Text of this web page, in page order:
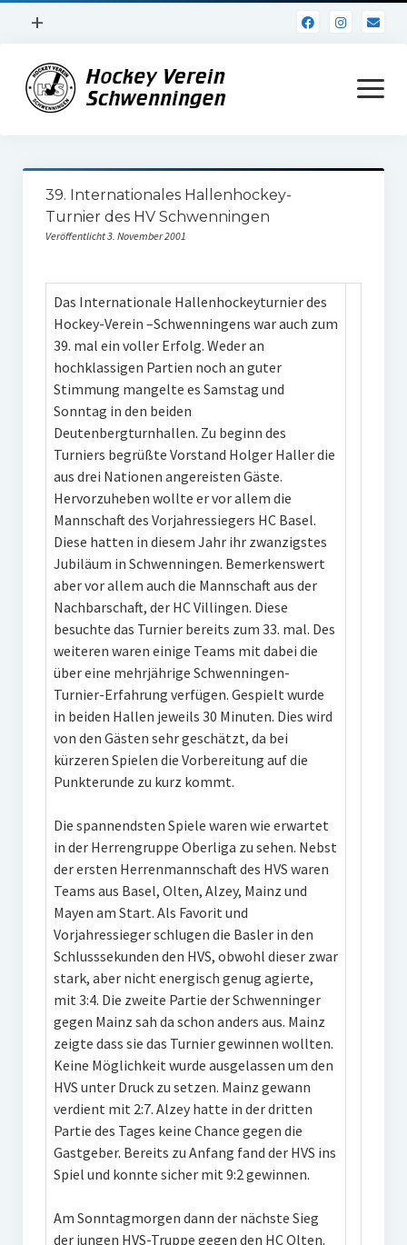
Menü
+
Impressum
Datenschutz
Menü
öffnen
Verein
Daten und Fakten
Online Jubiläum
Vereinsheim
Hockey Shirts
1. Herren
W U16
M U14
M U12
Internationale Hallenhockeyturnier
Sieger
Zocker Reloaded
Galerie
39. Internationales Hallenhockey-
Turnier des HV Schwenningen
Veröffentlicht 3. November 2001
Das Internationale Hallenhockeyturnier des
Hockey-Verein –Schwenningens war auch zum
39. mal ein voller Erfolg. Weder an
hochklassigen Partien noch an guter
Stimmung mangelte es Samstag und
Sonntag in den beiden
Deutenbergturnhallen. Zu beginn des
Turniers begrüßte Vorstand Holger Haller die
aus drei Nationen angereisten Gäste.
Hervorzuheben wollte er vor allem die
Mannschaft des Vorjahressiegers HC Basel.
Diese hatten in diesem Jahr ihr zwanzigstes
Jubiläum in Schwenningen. Bemerkenswert
aber vor allem auch die Mannschaft aus der
Nachbarschaft, der HC Villingen. Diese
besuchte das Turnier bereits zum 33. mal. Des
weiteren waren einige Teams mit dabei die
über eine mehrjährige Schwenningen-
Turnier-Erfahrung verfügen. Gespielt wurde
in beiden Hallen jeweils 30 Minuten. Dies wird
von den Gästen sehr geschätzt, da bei
kürzeren Spielen die Vorbereitung auf die
Punkterunde zu kurz kommt.
Die spannendsten Spiele waren wie erwartet
in der Herrengruppe Oberliga zu sehen. Nebst
der ersten Herrenmannschaft des HVS waren
Teams aus Basel, Olten, Alzey, Mainz und
Mayen am Start. Als Favorit und
Vorjahressieger schlugen die Basler in den
Schlusssekunden den HVS, obwohl dieser zwar
stark, aber nicht energisch genug agierte,
mit 3:4. Die zweite Partie der Schwenninger
gegen Mainz sah da schon anders aus. Mainz
zeigte dass sie das Turnier gewinnen wollten.
Keine Möglichkeit wurde ausgelassen um den
HVS unter Druck zu setzen. Mainz gewann
verdient mit 2:7. Alzey hatte in der dritten
Partie des Tages keine Chance gegen die
Gastgeber. Bereits zu Anfang fand der HVS ins
Spiel und konnte sicher mit 9:2 gewinnen.
Am Sonntagmorgen dann der nächste Sieg
der jungen HVS-Truppe gegen den HC Olten.